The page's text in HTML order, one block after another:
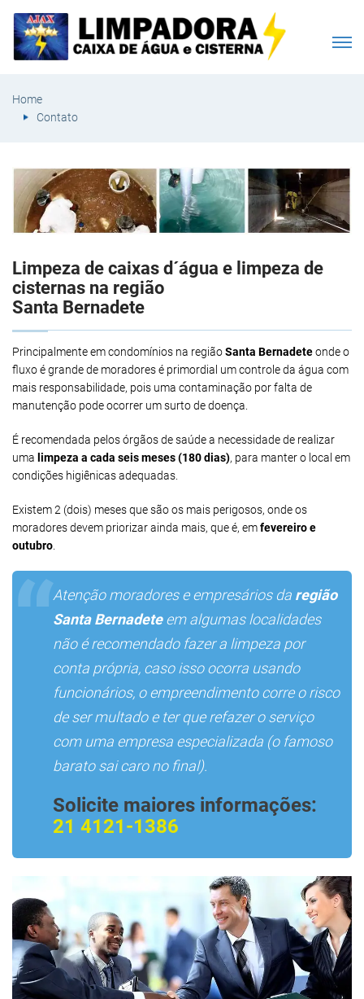
Home
Contato
Limpeza de caixas d´água e limpeza de
cisternas na região
Santa Bernadete
Principalmente em condomínios na regiãoSanta Bernadeteonde o
fluxo é grande de moradores é primordial um controle da água com
mais responsabilidade, pois uma contaminação por falta de
manutenção pode ocorrer um surto de doença.
É recomendada pelos órgãos de saúde a necessidade de realizar
uma limpeza a cada seis meses (180 dias), para manter o local em
condições higiênicas adequadas.
Existem 2 (dois) meses que são os mais perigosos, onde os
moradores devem priorizar ainda mais, que é, emfevereiro e
outubro
Atenção moradores e empresários da região
Santa Bernadeteem algumas localidades
não é recomendado fazer a limpeza por
conta própria, caso isso ocorra usando
funcionários, o empreendimento corre o risco
de ser multado e ter que refazer o serviço
com uma empresa especializada (o famoso
barato sai caro no final).
Solicite maiores informações:
21 4121-1386